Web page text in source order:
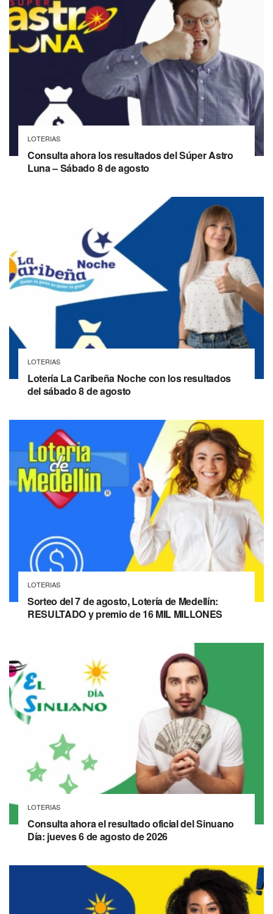
LOTERIAS
Consulta ahora los resultados del Súper Astro
Luna – Sábado 8 de agosto
LOTERIAS
Lotería La Caribeña Noche con los resultados
del sábado 8 de agosto
LOTERIAS
Sorteo del 7 de agosto, Lotería de Medellín:
RESULTADO y premio de 16 MIL MILLONES
LOTERIAS
Consulta ahora el resultado oficial del Sinuano
Día: jueves 6 de agosto de 2026